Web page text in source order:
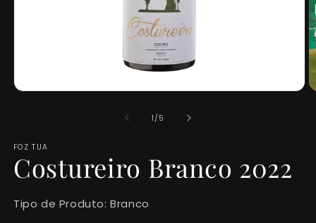
1 /of
5
FOZ TUA
Costureiro Branco 2022
Tipo de Produto: Branco